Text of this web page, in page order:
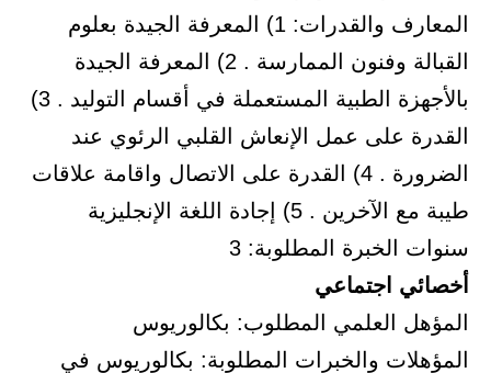
المعارف والقدرات: 1) المعرفة الجيدة بعلوم
القبالة وفنون الممارسة . 2) المعرفة الجيدة
بالأجهزة الطبية المستعملة في أقسام التوليد . 3)
القدرة على عمل الإنعاش القلبي الرئوي عند
الضرورة . 4) القدرة على الاتصال واقامة علاقات
طيبة مع الآخرين . 5) إجادة اللغة الإنجليزية
سنوات الخبرة المطلوبة: 3
أخصائي اجتماعي
المؤهل العلمي المطلوب: بكالوريوس
المؤهلات والخبرات المطلوبة: بكالوريوس في